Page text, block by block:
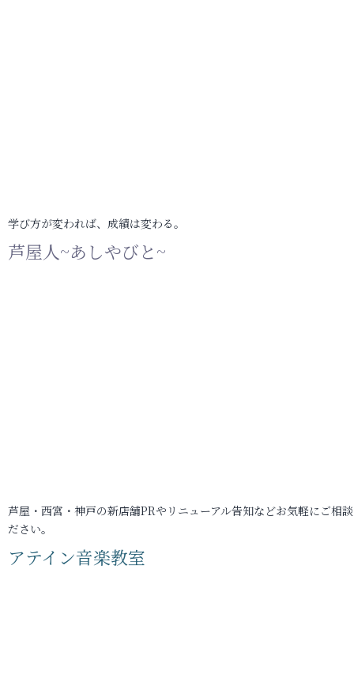
学び方が変われば、成績は変わる。
芦屋人~あしやびと~
芦屋・西宮・神戸の新店舗PRやリニューアル告知などお気軽にご相
ださい。
アテイン音楽教室